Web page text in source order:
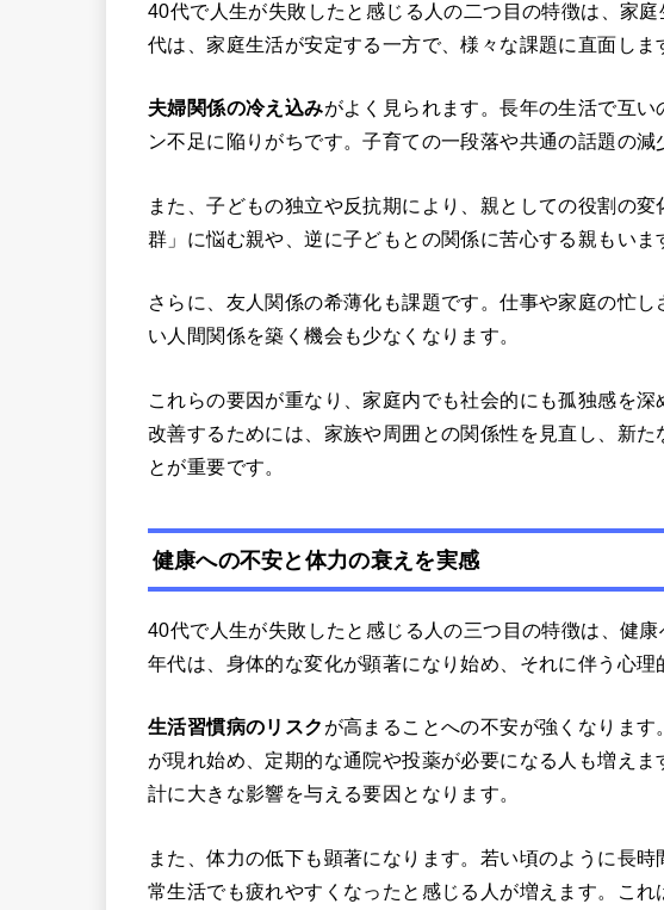
40代で人生が失敗したと感じる人の二つ目の特徴は、家
代は、家庭生活が安定する一方で、様々な課題に直面しま
夫婦関係の冷え込みがよく見られます。長年の生活で互
ン不足に陥りがちです。子育ての一段落や共通の話題の減
また、子どもの独立や反抗期により、親としての役割の
群」に悩む親や、逆に子どもとの関係に苦心する親もいま
さらに、友人関係の希薄化も課題です。仕事や家庭の忙
い人間関係を築く機会も少なくなります。
これらの要因が重なり、家庭内でも社会的にも孤独感を
改善するためには、家族や周囲との関係性を見直し、新
とが重要です。
健康への不安と体力の衰えを実感
40代で人生が失敗したと感じる人の三つ目の特徴は、健
年代は、身体的な変化が顕著になり始め、それに伴う心理
生活習慣病のリスク が高まることへの不安が強くなりま
が現れ始め、定期的な通院や投薬が必要になる人も増え
計に大きな影響を与える要因となります。
また、体力の低下も顕著になります。若い頃のように長
常生活でも疲れやすくなったと感じる人が増えます。こ